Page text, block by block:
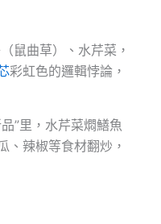
鼠曲草）、水芹菜，
彩虹色的邏輯悖論，
”里，水芹菜燜鱔魚
、辣椒等食材翻炒，